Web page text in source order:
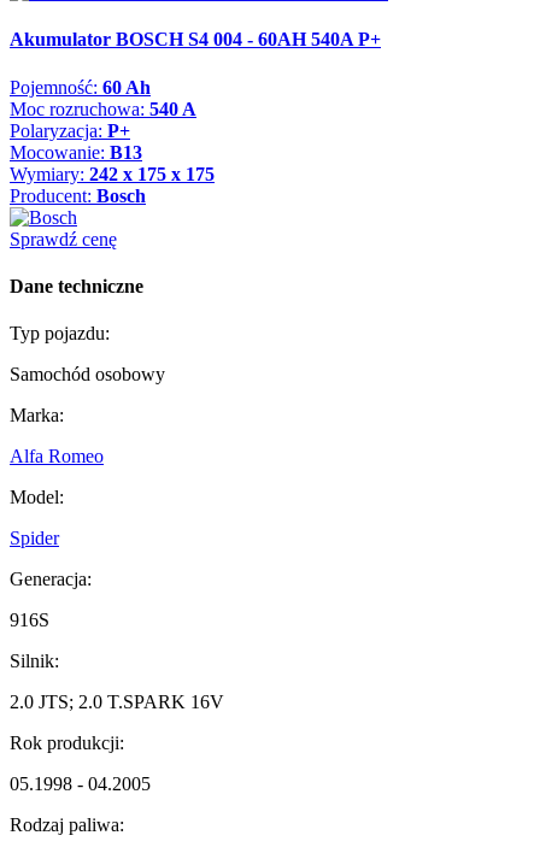
Akumulator BOSCH S4 004 - 60AH 540A P+
Pojemność: 60 Ah
Moc rozruchowa: 540 A
Polaryzacja: P+
Mocowanie: B13
Wymiary: 242 x 175 x 175
Producent: Bosch
Sprawdź cenę
Dane techniczne
Typ pojazdu:
Samochód osobowy
Marka:
Alfa Romeo
Model:
Spider
Generacja:
916S
Silnik:
2.0 JTS; 2.0 T.SPARK 16V
Rok produkcji:
05.1998 - 04.2005
Rodzaj paliwa: